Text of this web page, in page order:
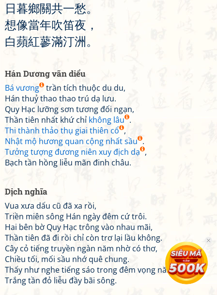
日 暮鄉關共一愁。
想像當年吹笛夜 ，
白蘋紅蓼滿汀洲 。
Hán Dương vãn diểu
Bá vương
trần tích thuộc du du,
Hán thuỷ thao thao trú dạ lưu.
Quy Hạc lưỡng sơn tương đối ngạn,
Thần tiên nhất khứ chỉ không lâu .
Thi thành thảo thụ giai thiên cổ ,
Nhật mộ hương quan cộng nhất sầu .
Tưởng tượng đương niên xuy địch dạ ,
Bạch tần hồng liễu mãn đinh châu.
Dịch nghĩa
Vua xưa dấu cũ đã xa rồi,
Triền miên sông Hán ngày đêm cứ trôi.
Hai bên bờ Quy Hạc trông vào nhau mãi,
Thần tiên đã đi rồi chỉ còn trơ lại lầu không.
Cây cỏ tiếng truyền ngàn năm nhờ có thơ,
Chiều tối, mối sầu nhớ quê chung.
Thấy như nghe tiếng sáo trong đêm vọng năm xưa,
Trắng tần đỏ liễu đầy bãi sông.